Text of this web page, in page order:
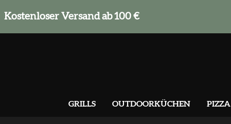
Zur Hauptnavigation springen
Kostenloser Versand ab 100 €
GRILLS OUTDOORKÜCHEN PIZZA